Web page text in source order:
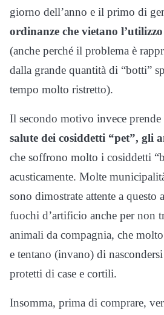
giorno dell’anno e il primo di
ordinanze che vietano
(anche perché il problema è
dalla grande quantità di “botti”
tempo molto ristretto).
Il secondo motivo invece
salute dei cosiddetti “pet”, gli
che soffrono molto i cosiddetti
acusticamente. Molte
sono dimostrate attente a questo
fuochi d’artificio anche per non
animali da compagnia, che molto
e tentano (invano) di
protetti di case e cortili.
Insomma, prima di comprare,